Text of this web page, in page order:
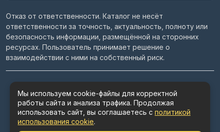
Отказ от ответственности. Каталог не несёт
ответственности за точность, актуальность, полноту или
безопасность информации, размещённой на сторонних
ресурсах. Пользователь принимает решение о
взаимодействии с ними на собственный риск.
Пользовательское соглашение
Политика конфиденциальности
Политика использования cookie
Мы используем cookie-файлы для корректной
работы сайта и анализа трафика. Продолжая
использовать сайт, вы соглашаетесь с политикой
использования cookie.